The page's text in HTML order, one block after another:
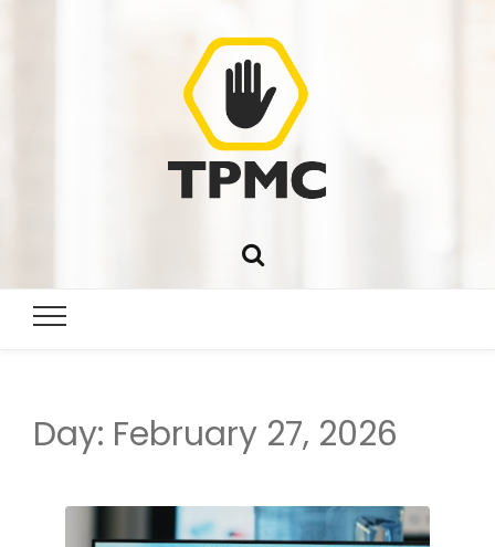
Day: February 27, 2026